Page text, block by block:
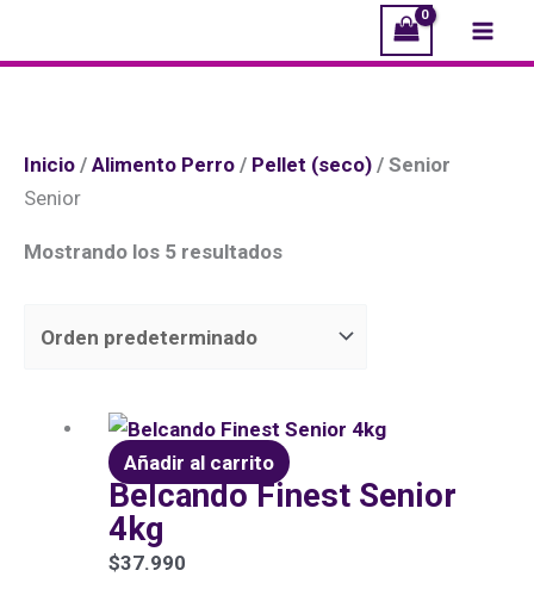
Inicio / Alimento Perro / Pellet (seco) / Senior
Senior
Mostrando los 5 resultados
Añadir al carrito
Belcando Finest Senior
4kg
$37.990